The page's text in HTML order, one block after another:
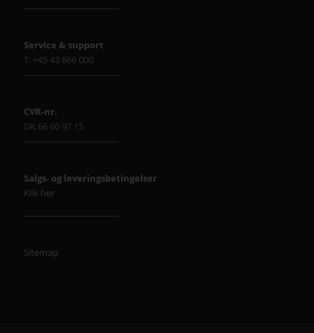
----------------------------------
Service & support
T: +45 43 666 000
----------------------------------
CVR-nr.
DK 66 60 97 15
----------------------------------
Salgs- og leveringsbetingelser
Klik her
----------------------------------
Sitemap